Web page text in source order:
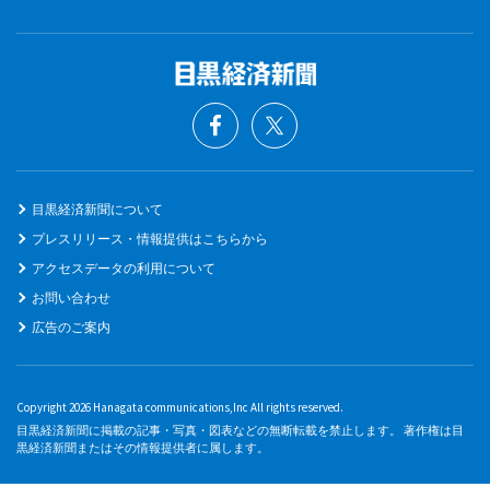
目黒経済新聞について
プレスリリース・情報提供はこちらから
アクセスデータの利用について
お問い合わせ
広告のご案内
Copyright 2026 Hanagata communications,Inc All rights reserved.
目黒経済新聞に掲載の記事・写真・図表などの無断転載を禁止します。 著作権は目
黒経済新聞またはその情報提供者に属します。